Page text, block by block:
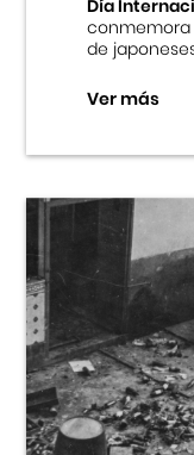
Día
conmemora
de
Ver más